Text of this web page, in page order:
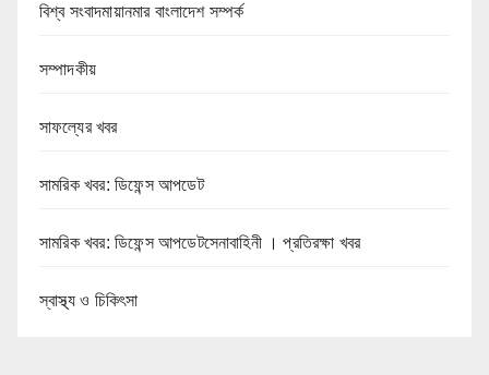
বিশ্ব সংবাদমায়ানমার বাংলাদেশ সম্পর্ক
সম্পাদকীয়
সাফল্যের খবর
সামরিক খবর: ডিফেন্স আপডেট
সামরিক খবর: ডিফেন্স আপডেটসেনাবাহিনী । প্রতিরক্ষা খবর
স্বাস্থ্য ও চিকিৎসা